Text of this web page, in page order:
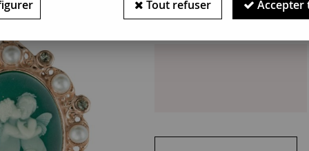
Bijou indisponible : Pièce
Tout refuser Accepter